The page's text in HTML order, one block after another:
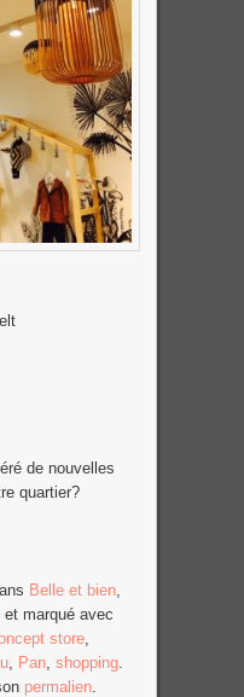
de nouvelles
quartier?
Belle et bien,
et marqué avec
store,
, Pan, shopping.
permalien.